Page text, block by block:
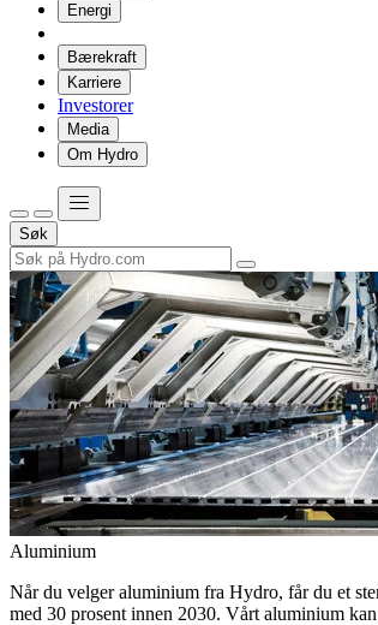
Energi
Bærekraft
Karriere
Investorer
Media
Om Hydro
Søk
Aluminium
Når du velger aluminium fra Hydro, får du et
med 30 prosent innen 2030. Vårt aluminium